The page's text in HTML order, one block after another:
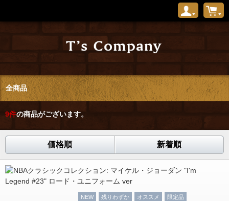
全商品
9件の商品がございます。
価格順 新着順
NEW 残りわずか オススメ 限定品